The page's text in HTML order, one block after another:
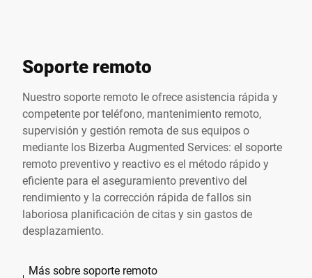
Soporte remoto
Nuestro soporte remoto le ofrece asistencia rápida y
competente por teléfono, mantenimiento remoto,
supervisión y gestión remota de sus equipos o
mediante los Bizerba Augmented Services: el soporte
remoto preventivo y reactivo es el método rápido y
eficiente para el aseguramiento preventivo del
rendimiento y la corrección rápida de fallos sin
laboriosa planificación de citas y sin gastos de
desplazamiento.
Más sobre soporte remoto